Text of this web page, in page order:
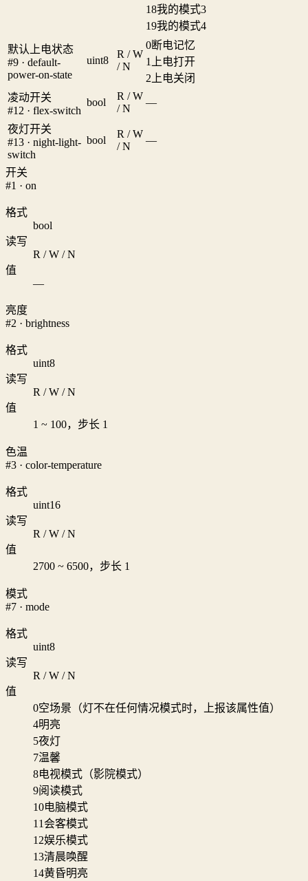
18我的模式3
19我的模式4
默认上电状态
#9 · default-
power-on-state
uint8
R / W
/ N
0断电记忆
1
上电打开
2 上电关闭
凌动开关
#12 · flex-switch
bool
R / W
/ N
—
夜灯开关
#13 · night-light-
switch
bool
R / W
/ N
—
开关
#1 · on
格式
bool
读写
R / W / N
值
—
亮度
#2 · brightness
格式
uint8
读写
R / W / N
值
1 ~ 100，步长 1
色温
#3 · color-temperature
格式
uint16
读写
R / W / N
值
2700 ~ 6500，步长 1
模式
#7 · mode
格式
uint8
读写
R / W / N
值
0空场景（灯不在任何情况模式时，上报该属性值）
4明亮
5夜灯
7温馨
8电视模式（影院模式）
9阅读模式
10电脑模式
11 会客模式
12娱乐模式
13清晨唤醒
14黄昏明亮